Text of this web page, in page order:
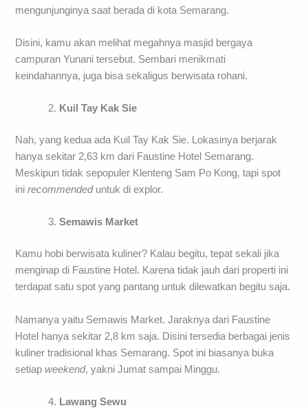
mengunjunginya saat berada di kota Semarang.
Disini, kamu akan melihat megahnya masjid bergaya
campuran Yunani tersebut. Sembari menikmati
keindahannya, juga bisa sekaligus berwisata rohani.
Kuil Tay Kak Sie
Nah, yang kedua ada Kuil Tay Kak Sie. Lokasinya berjarak
hanya sekitar 2,63 km dari Faustine Hotel Semarang.
Meskipun tidak sepopuler Klenteng Sam Po Kong, tapi spot
inirecommendeduntuk di explor.
Semawis Market
Kamu hobi berwisata kuliner? Kalau begitu, tepat sekali jika
menginap di Faustine Hotel. Karena tidak jauh dari properti ini
terdapat satu spot yang pantang untuk dilewatkan begitu saja.
Namanya yaitu Semawis Market. Jaraknya dari Faustine
Hotel hanya sekitar 2,8 km saja. Disini tersedia berbagai jenis
kuliner tradisional khas Semarang. Spot ini biasanya buka
setiapweekend, yakni Jumat sampai Minggu.
Lawang Sewu